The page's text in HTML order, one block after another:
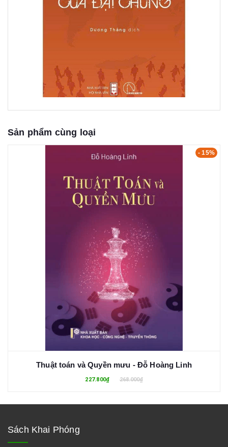
Sản phẩm cùng loại
- 15%
Thuật toán và Quyền mưu - Đỗ Hoàng Linh
227.800₫ 268.000₫
Sách Khai Phóng